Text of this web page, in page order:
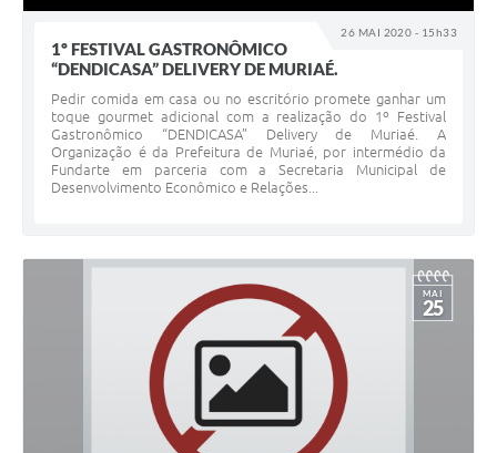
26 MAI 2020 - 15h33
1º FESTIVAL GASTRONÔMICO
“DENDICASA” DELIVERY DE MURIAÉ.
Pedir comida em casa ou no escritório promete ganhar um
toque gourmet adicional com a realização do 1º Festival
Gastronômico “DENDICASA” Delivery de Muriaé. A
Organização é da Prefeitura de Muriaé, por intermédio da
Fundarte em parceria com a Secretaria Municipal de
Desenvolvimento Econômico e Relações...
MAI
25